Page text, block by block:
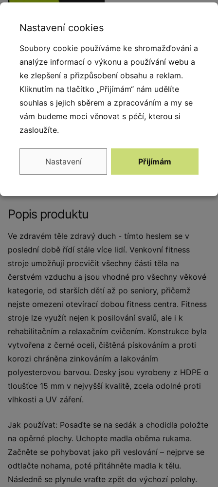
Opěradlo a sedáky
Opěradlo a sedáky z
barevného třívrstvého
kvalitě, zcela odolný proti
vlhkosti a UV záření.
Popis produktu
Ve zdravém těle zdravý duch - tímto heslem se v
poslední době řídí stále více lidí. Venkovní fitness
stroje umožňují procvičit všechny části těla na
čerstvém vzduchu a jsou vhodné pro všechny věkové
kategorie, od starších dětí až po seniory, přičemž
nejste omezeni otevírací dobou fitness centra. Fitness
stroje lze využít nejen k posilování svalů, ale i k
rehabilitačním a relaxačním cvičením. Konstrukce byla
vytvořena z černé oceli, čištěná pískováním a proti
korozi chráněna zinkováním a lakováním
polyesterovou barvou. Desky jsou vyrobeny z HDPE o
tloušťce 15 mm v nejvyšší kvalitě, zcela odolné proti
vlhkosti a UV záření.
Jak používat: Posaďte se na sedák a chodidla položte
na opěrné plochy. Uchopte madla oběma rukama.
Začněte se pohybovat jako při veslování – nejprve se
odtlačte nohama, poté přitáhněte madla k tělu.
Následně se plynule vraťte zpět do výchozí polohy.
Nastavení cookies
Soubory cookie používáme ke shromažďování a
analýze informací o výkonu a používání webu a
ke zlepšení a přizpůsobení obsahu a reklam.
Kliknutím na tlačítko „Přijímám“ nám udělíte
souhlas s jejich sběrem a zpracováním a my se
vám budeme moci věnovat s péčí, kterou si
zasloužíte.
Nastavení Přijímám